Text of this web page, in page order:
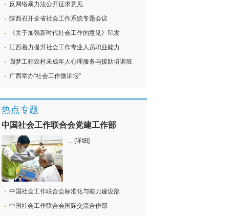
反网络暴力法公开征求意见
陕西召开全省社会工作系统专题会议
《关于加强新时代社会工作的意见》印发
江西着力提升社会工作专业人员职业能力
圆梦工程农村未成年人心理服务与援助培训班
广西举办“社会工作微讲坛”
热点专题
中国社会工作联合会党建工作部
... [详细]
中国社会工作联合会标准化与能力建设部
中国社会工作联合会国际交流合作部